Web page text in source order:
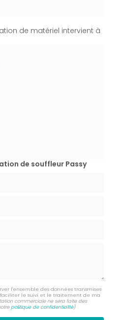
de matériel intervient à
de souffleur Passy
l'ensemble des données transmises
le suivi et le traitement de ma
commerciale ne sera faite des
politique de confidentialité)